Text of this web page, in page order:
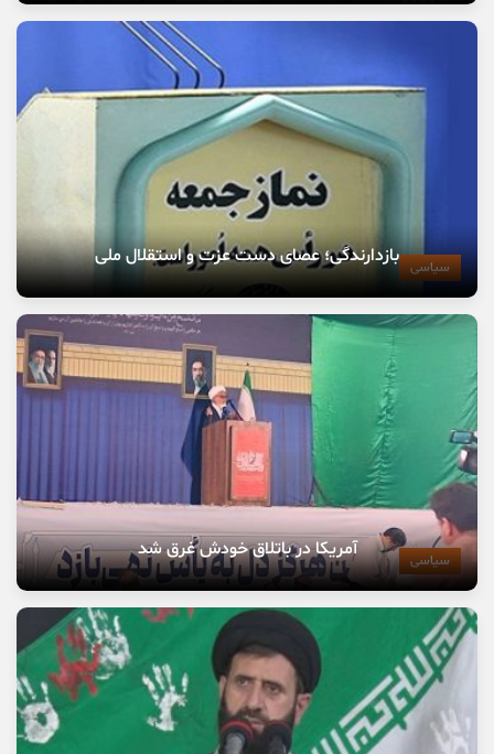
سیاسی بازدارندگی؛ عصای دست عزت و استقلال ملی
سیاسی آمریکا در باتلاق خودش غرق شد